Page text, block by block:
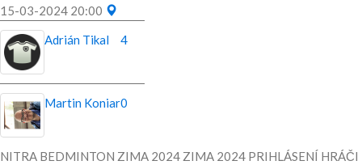
15-03-2024 20:00
Adrián Tikal
4
Martin Koniar0
NITRA BEDMINTON ZIMA 2024 ZIMA 2024 PRIHLÁSENÍ HRÁČI